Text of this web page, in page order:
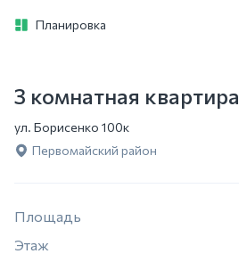
Планировка
3 комнатная квартира
ул. Борисенко 100к
Первомайский район
Площадь
Этаж